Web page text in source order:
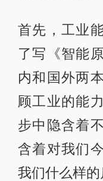
首先，工业
了写《智能
内和国外两
顾工业的能
步中隐含着
含着对我们
我们什么样的